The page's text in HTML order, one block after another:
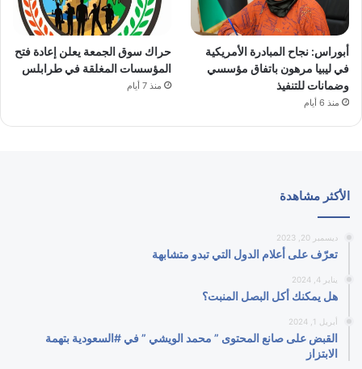
أبوراس: نجاح المبادرة الأمريكية
في ليبيا مرهون باتفاق مؤسسي
وضمانات للتنفيذ
منذ 6 أيام
حراك سوق الجمعة يعلن إعادة فتح
المؤسسات المغلقة في طرابلس
منذ 7 أيام
الأكثر مشاهدة
ديسمبر 20, 2023
تعرّف على أعلام الدول التي تبدو متشابهة
يناير 4, 2024
هل يمكنك أكل البصل المنبت؟
أبريل 1, 2024
القبض على صانع المحتوى ” محمد الويشي ” في #السعودية بتهمة
الابتزاز